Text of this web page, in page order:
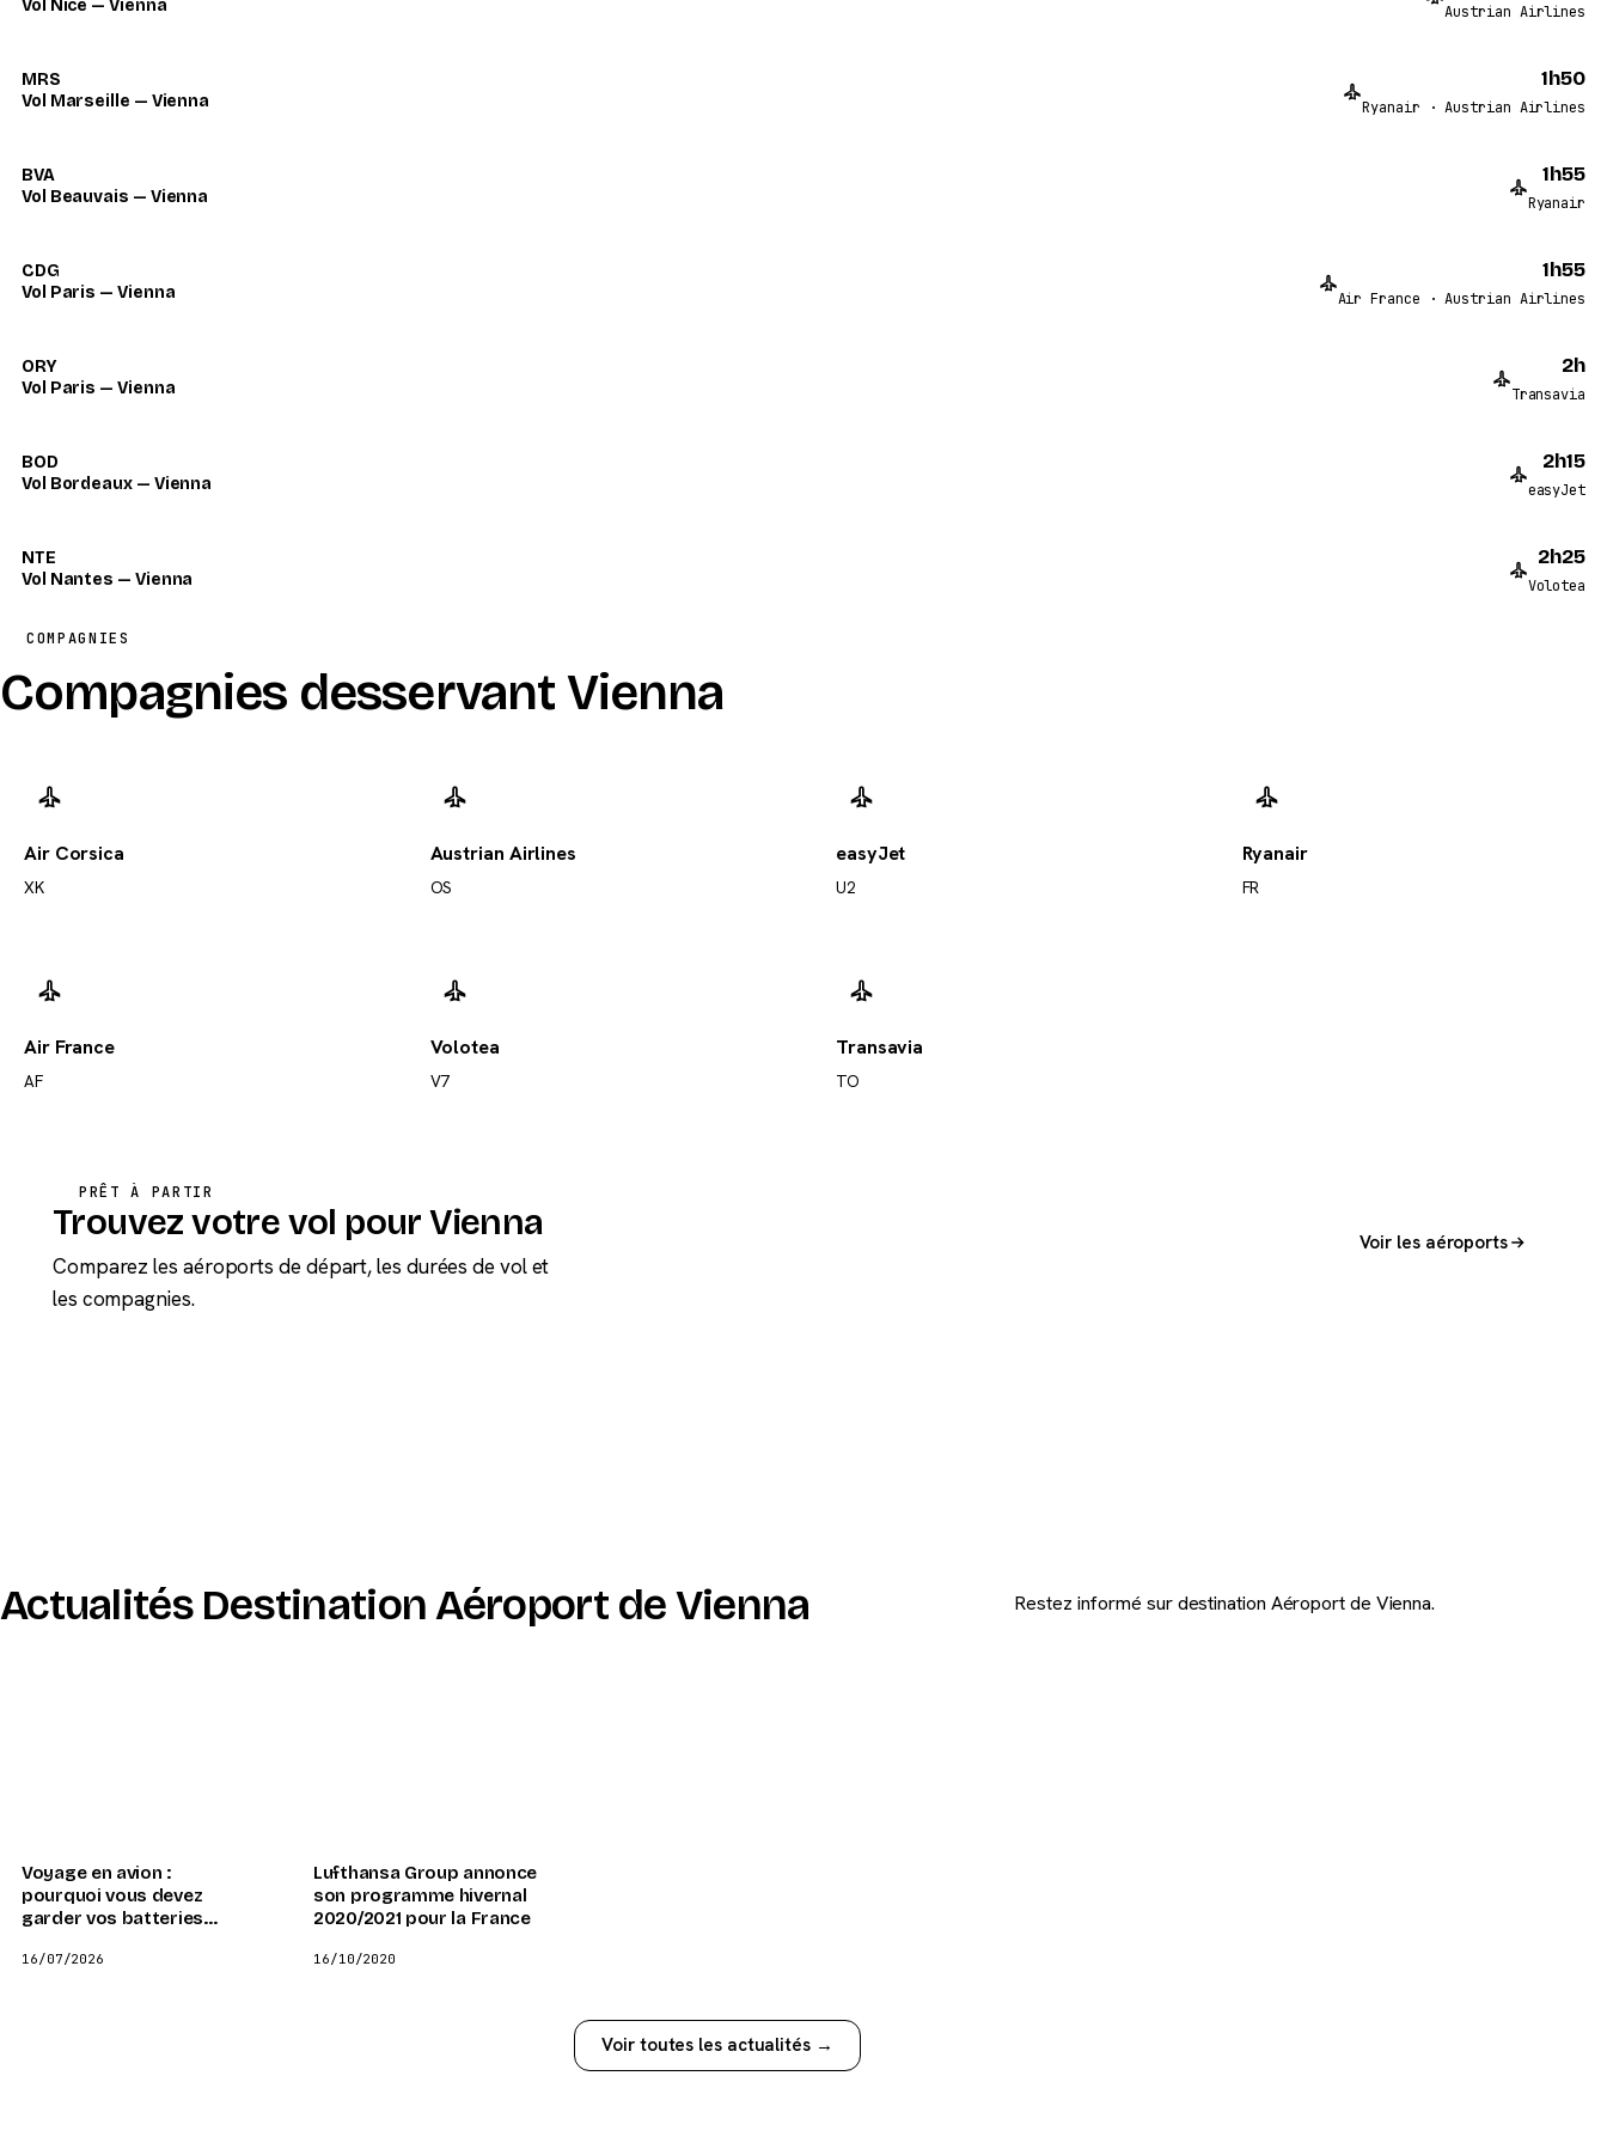
Vol Nice — Vienna
Austrian Airlines
MRS
Vol Marseille — Vienna
1h50
Ryanair · Austrian Airlines
BVA
Vol Beauvais — Vienna
1h55
Ryanair
CDG
Vol Paris — Vienna
1h55
Air France · Austrian Airlines
ORY
Vol Paris — Vienna
2h
Transavia
BOD
Vol Bordeaux — Vienna
2h15
easyJet
NTE
Vol Nantes — Vienna
2h25
Volotea
COMPAGNIES
Compagnies desservant Vienna
Air Corsica
XK
Austrian Airlines
OS
easyJet
U2
Ryanair
FR
Air France
AF
Volotea
V7
Transavia
TO
PRÊT À PARTIR
Trouvez votre vol pour Vienna
Comparez les aéroports de départ, les durées de vol et
les compagnies.
Voir les aéroports
Actualités Destination Aéroport de Vienna Restez informé sur destination Aéroport de Vienna.
Voyage en avion :
pourquoi vous devez
garder vos batteries
en soute, selon les
16/07/2026
Lufthansa Group annonce
son programme hivernal
2020/2021 pour la France
16/10/2020
Voir toutes les actualités →